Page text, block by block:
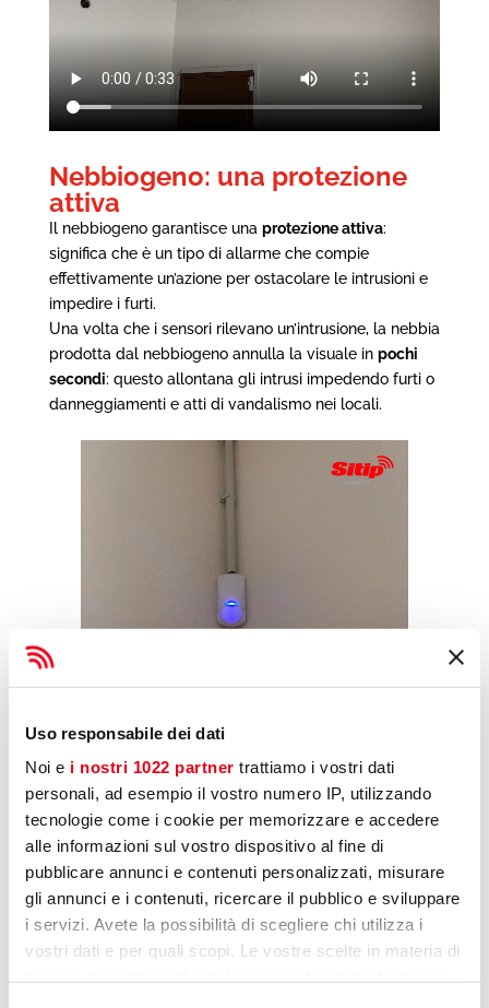
Uso responsabile dei dati
Noi e i nostri 1022 partner trattiamo i vostri dati
personali, ad esempio il vostro numero IP, utilizzando
tecnologie come i cookie per memorizzare e accedere
alle informazioni sul vostro dispositivo al fine di
pubblicare annunci e contenuti personalizzati, misurare
gli annunci e i contenuti, ricercare il pubblico e sviluppare
i servizi. Avete la possibilità di scegliere chi utilizza i
vostri dati e per quali scopi. Le vostre scelte in materia di
Nebbiogeno: una protezione
attiva
Il nebbiogeno garantisce una protezione attiva:
significa che è un tipo di allarme che compie
effettivamente un’azione per ostacolare le intrusioni e
impedire i furti.
Una volta che i sensori rilevano un’intrusione, la nebbia
prodotta dal nebbiogeno annulla la visuale in pochi
secondi: questo allontana gli intrusi impedendo furti o
danneggiamenti e atti di vandalismo nei locali.